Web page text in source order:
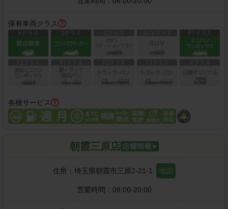
保有車両クラス
各種サービス
朝霞三原店
住所： 埼玉県朝霞市三原2-21-1 地図
営業時間： 08:00-20:00